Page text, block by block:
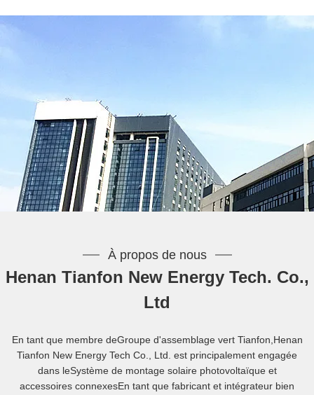
À propos de nous
Henan Tianfon New Energy Tech. Co.,
Ltd
En tant que membre deGroupe d'assemblage vert Tianfon,Henan
Tianfon New Energy Tech Co., Ltd. est principalement engagée
dans leSystème de montage solaire photovoltaïque et
accessoires connexesEn tant que fabricant et intégrateur bien